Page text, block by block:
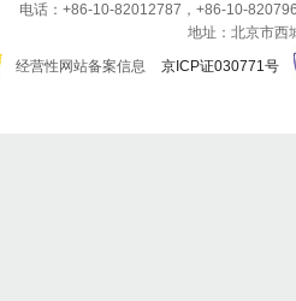
电话：+86-10-82012787，+86-10-
地址：北京市西
经营性网站备案信息
京ICP证030771号